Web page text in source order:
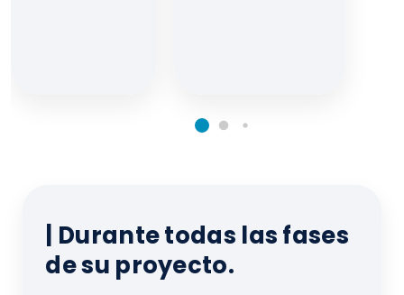
| Durante todas las fases
de su proyecto.